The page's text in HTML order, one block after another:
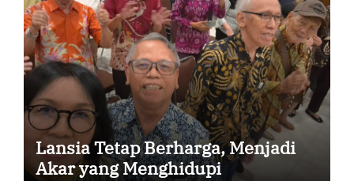
Lansia Tetap Berharga, Menjadi
Akar yang Menghidupi